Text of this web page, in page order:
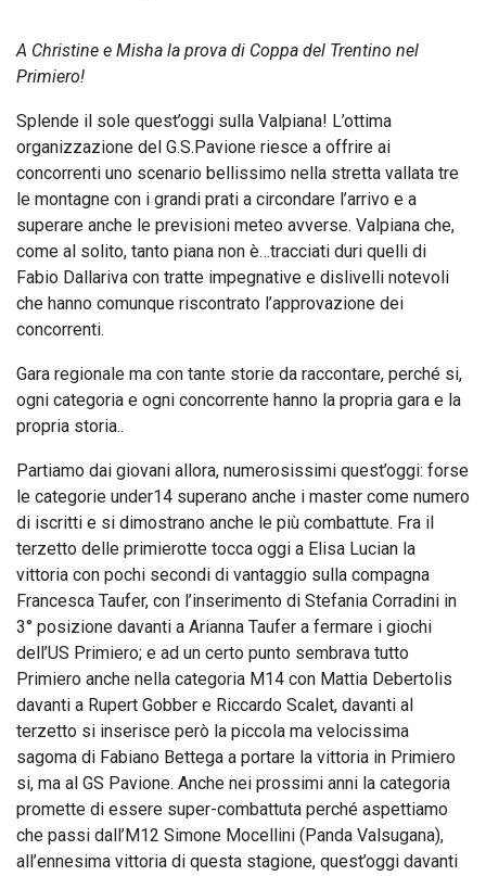
A Christine e Misha la prova di Coppa del Trentino nel
Primiero!
Splende il sole quest’oggi sulla Valpiana! L’ottima
organizzazione del G.S.Pavione riesce a offrire ai
concorrenti uno scenario bellissimo nella stretta vallata tre
le montagne con i grandi prati a circondare l’arrivo e a
superare anche le previsioni meteo avverse. Valpiana che,
come al solito, tanto piana non è…tracciati duri quelli di
Fabio Dallariva con tratte impegnative e dislivelli notevoli
che hanno comunque riscontrato l’approvazione dei
concorrenti.
Gara regionale ma con tante storie da raccontare, perché si,
ogni categoria e ogni concorrente hanno la propria gara e la
propria storia..
Partiamo dai giovani allora, numerosissimi quest’oggi: forse
le categorie under14 superano anche i master come numero
di iscritti e si dimostrano anche le più combattute. Fra il
terzetto delle primierotte tocca oggi a Elisa Lucian la
vittoria con pochi secondi di vantaggio sulla compagna
Francesca Taufer, con l’inserimento di Stefania Corradini in
3° posizione davanti a Arianna Taufer a fermare i giochi
dell’US Primiero; e ad un certo punto sembrava tutto
Primiero anche nella categoria M14 con Mattia Debertolis
davanti a Rupert Gobber e Riccardo Scalet, davanti al
terzetto si inserisce però la piccola ma velocissima
sagoma di Fabiano Bettega a portare la vittoria in Primiero
si, ma al GS Pavione. Anche nei prossimi anni la categoria
promette di essere super-combattuta perché aspettiamo
che passi dall’M12 Simone Mocellini (Panda Valsugana),
all’ennesima vittoria di questa stagione, quest’oggi davanti